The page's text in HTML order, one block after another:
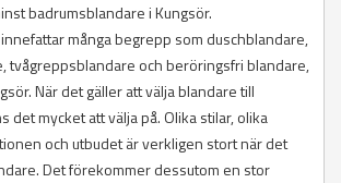
badrumsblandare i Kungsör.
många begrepp som duschblandare,
tvågreppsblandare och beröringsfri blandare,
När det gäller att välja blandare till
det mycket att välja på. Olika stilar, olika
och utbudet är verkligen stort när det
Det förekommer dessutom en stor